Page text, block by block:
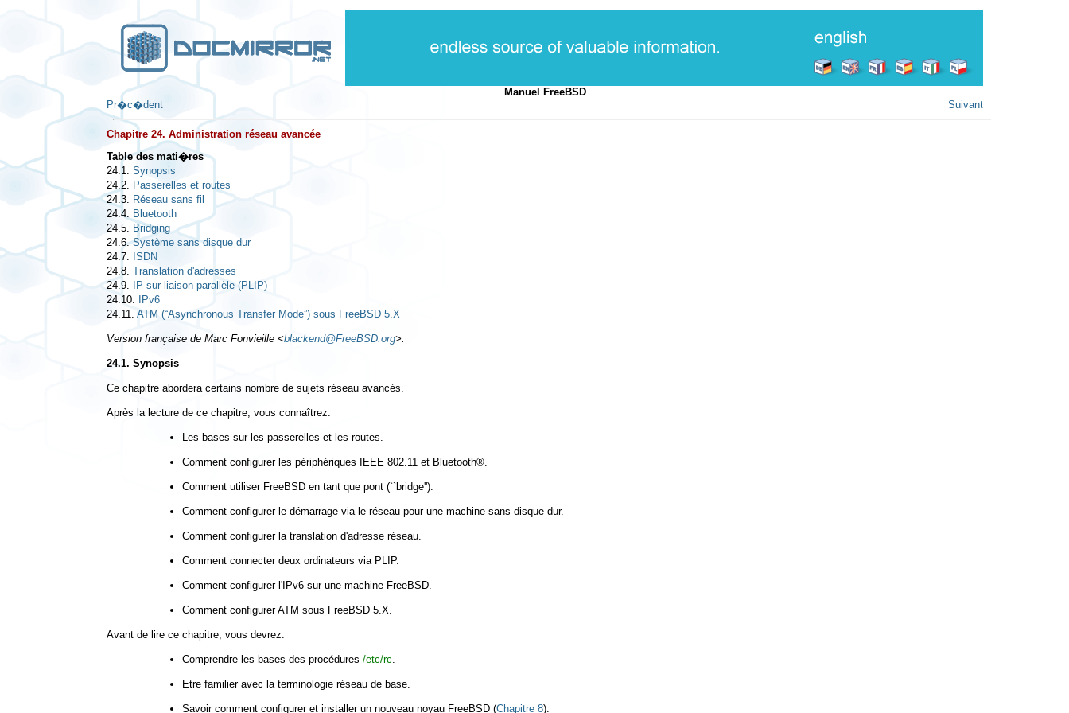
Manuel FreeBSD
Pr�c�dent
Suivant
Chapitre 24. Administration réseau avancée
Table des mati�res
24.1.Synopsis
24.2. Passerelles et routes
24.3. Réseau sans fil
24.4. Bluetooth
24.5. Bridging
24.6.Système sans disque dur
24.7. ISDN
24.8.Translation d'adresses
24.9. IP sur liaison parallèle (PLIP)
24.10. IPv6
24.11.ATM (“Asynchronous Transfer Mode”) sous FreeBSD 5.X
Version française de Marc Fonvieille<blackend@FreeBSD.org>
24.1. Synopsis
Ce chapitre abordera certains nombre de sujets réseau avancés.
Après la lecture de ce chapitre, vous connaîtrez:
Les bases sur les passerelles et les routes.
Comment configurer les périphériques IEEE 802.11 et Bluetooth®.
Comment utiliser FreeBSD en tant que pont (``bridge'').
Comment configurer le démarrage via le réseau pour une machine sans disque dur.
Comment configurer la translation d'adresse réseau.
Comment connecter deux ordinateurs via PLIP.
Comment configurer l'IPv6 sur une machine FreeBSD.
Comment configurer ATM sous FreeBSD 5.X.
Avant de lire ce chapitre, vous devrez:
Comprendre les bases des procédures/etc/rc
Etre familier avec la terminologie réseau de base.
Savoir comment configurer et installer un nouveau noyau FreeBSD (Chapitre 8).